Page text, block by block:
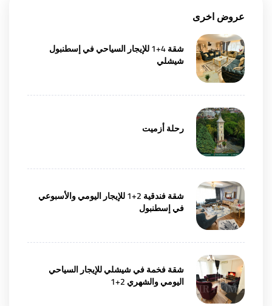
عروض اخرى
شقة 4+1 للإيجار السياحي في إسطنبول
شيشلي
رحلة أزميت
شقة فندقية 2+1 للإيجار اليومي والأسبوعي
في إسطنبول
شقة فخمة في شيشلي للإيجار السياحي
اليومي والشهري 2+1